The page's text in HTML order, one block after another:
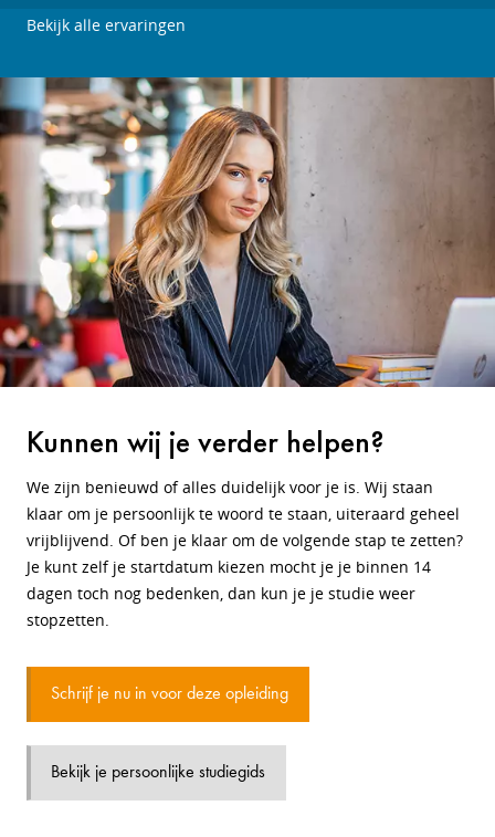
Bekijk alle ervaringen
Kunnen wij je verder helpen?
We zijn benieuwd of alles duidelijk voor je is. Wij staan
klaar om je persoonlijk te woord te staan, uiteraard geheel
vrijblijvend. Of ben je klaar om de volgende stap te zetten?
Je kunt zelf je startdatum kiezen mocht je je binnen 14
dagen toch nog bedenken, dan kun je je studie weer
stopzetten.
Schrijf je nu in voor deze opleiding
Bekijk je persoonlijke studiegids